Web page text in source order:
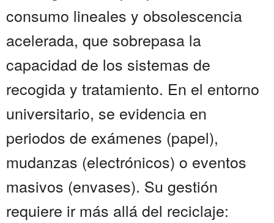
consumo lineales y obsolescencia
acelerada, que sobrepasa la
capacidad de los sistemas de
recogida y tratamiento. En el entorno
universitario, se evidencia en
periodos de exámenes (papel),
mudanzas (electrónicos) o eventos
masivos (envases). Su gestión
requiere ir más allá del reciclaje: